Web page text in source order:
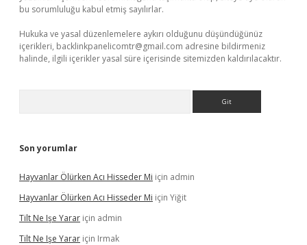
bu sorumluluğu kabul etmiş sayılırlar.
Hukuka ve yasal düzenlemelere aykırı olduğunu düşündüğünüz
içerikleri, backlinkpanelicomtr@gmail.com adresine bildirmeniz
halinde, ilgili içerikler yasal süre içerisinde sitemizden kaldırılacaktır.
Son yorumlar
Hayvanlar Ölürken Acı Hisseder Mi için admin
Hayvanlar Ölürken Acı Hisseder Mi için Yiğit
Tilt Ne Işe Yarar için admin
Tilt Ne Işe Yarar için Irmak